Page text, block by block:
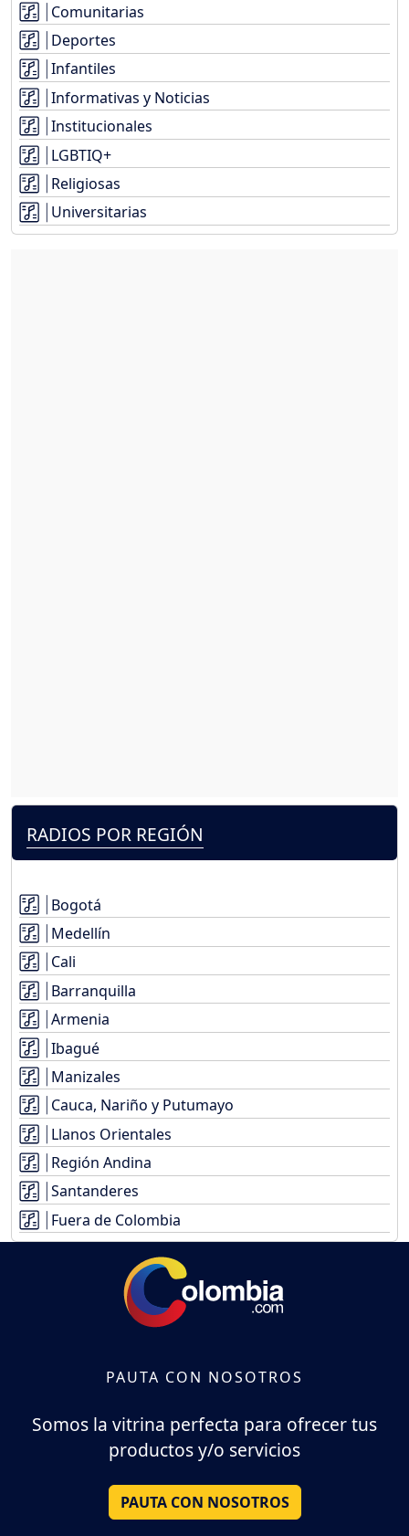
Comunitarias
Deportes
Infantiles
Informativas y Noticias
Institucionales
LGBTIQ+
Religiosas
Universitarias
RADIOS POR REGIÓN
Bogotá
Medellín
Cali
Barranquilla
Armenia
Ibagué
Manizales
Cauca, Nariño y Putumayo
Llanos Orientales
Región Andina
Santanderes
Fuera de Colombia
PAUTA CON NOSOTROS
Somos la vitrina perfecta para ofrecer tus
productos y/o servicios
PAUTA CON NOSOTROS